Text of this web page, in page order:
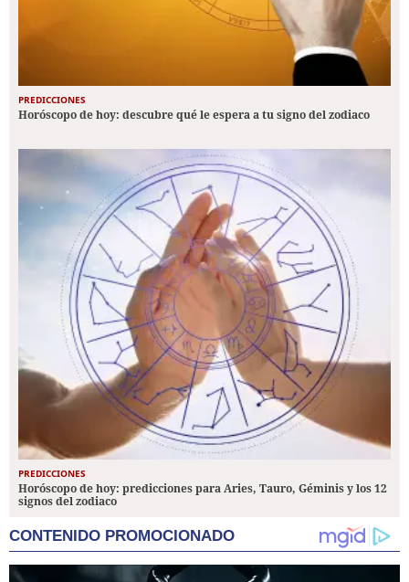
PREDICCIONES
Horóscopo de hoy: descubre qué le espera a tu signo del zodiaco
PREDICCIONES
Horóscopo de hoy: predicciones para Aries, Tauro, Géminis y los 12
signos del zodiaco
CONTENIDO PROMOCIONADO